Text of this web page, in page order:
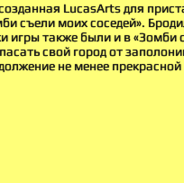
LucasArts для
съели моих соседей».
игры также были и в
свой город от
не менее